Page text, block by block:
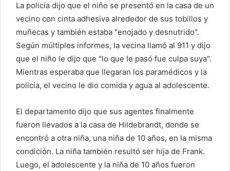
La policía dijo que el niño se presentó en la casa de un
vecino con cinta adhesiva alrededor de sus tobillos y
muñecas y también estaba "enojado y desnutrido".
Según múltiples informes, la vecina llamó al 911 y dijo
que el niño le dijo que "lo que le pasó fue culpa suya".
Mientras esperaba que llegaran los paramédicos y la
policía, el vecino le dio comida y agua al adolescente.
El departamento dijo que sus agentes finalmente
fueron llevados a la casa de Hildebrandt, donde se
encontró a otra niña, una niña de 10 años, en la misma
condición. La niña también resultó ser hija de Frank.
Luego, el adolescente y la niña de 10 años fueron